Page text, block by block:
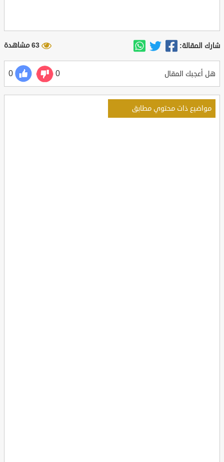
شارك المقالة: 63 مشاهدة
هل أعجبك المقال 0
0
مواضيع ذات محتوي مطابق